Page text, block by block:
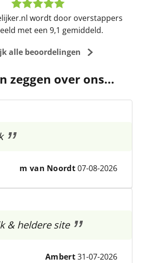
wordt door overstappers
met een 9,1 gemiddeld.
alle beoordelingen
zeggen over ons...
m van Noordt07-08-2026
& heldere site
Ambert31-07-2026